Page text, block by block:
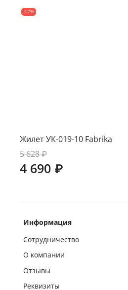
-17%
Жилет УК-019-10 Fabrika
5 628 ₽
4 690 ₽
Информация
Сотрудничество
О компании
Отзывы
Реквизиты